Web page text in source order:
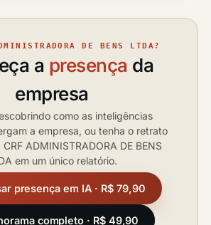
DE BENS LTDA?
a presença da
empresa
como as inteligências
a empresa, ou tenha o retrato
ADMINISTRADORA DE BENS
em um único relatório.
presença em IA · R$ 79,90
completo · R$ 49,90